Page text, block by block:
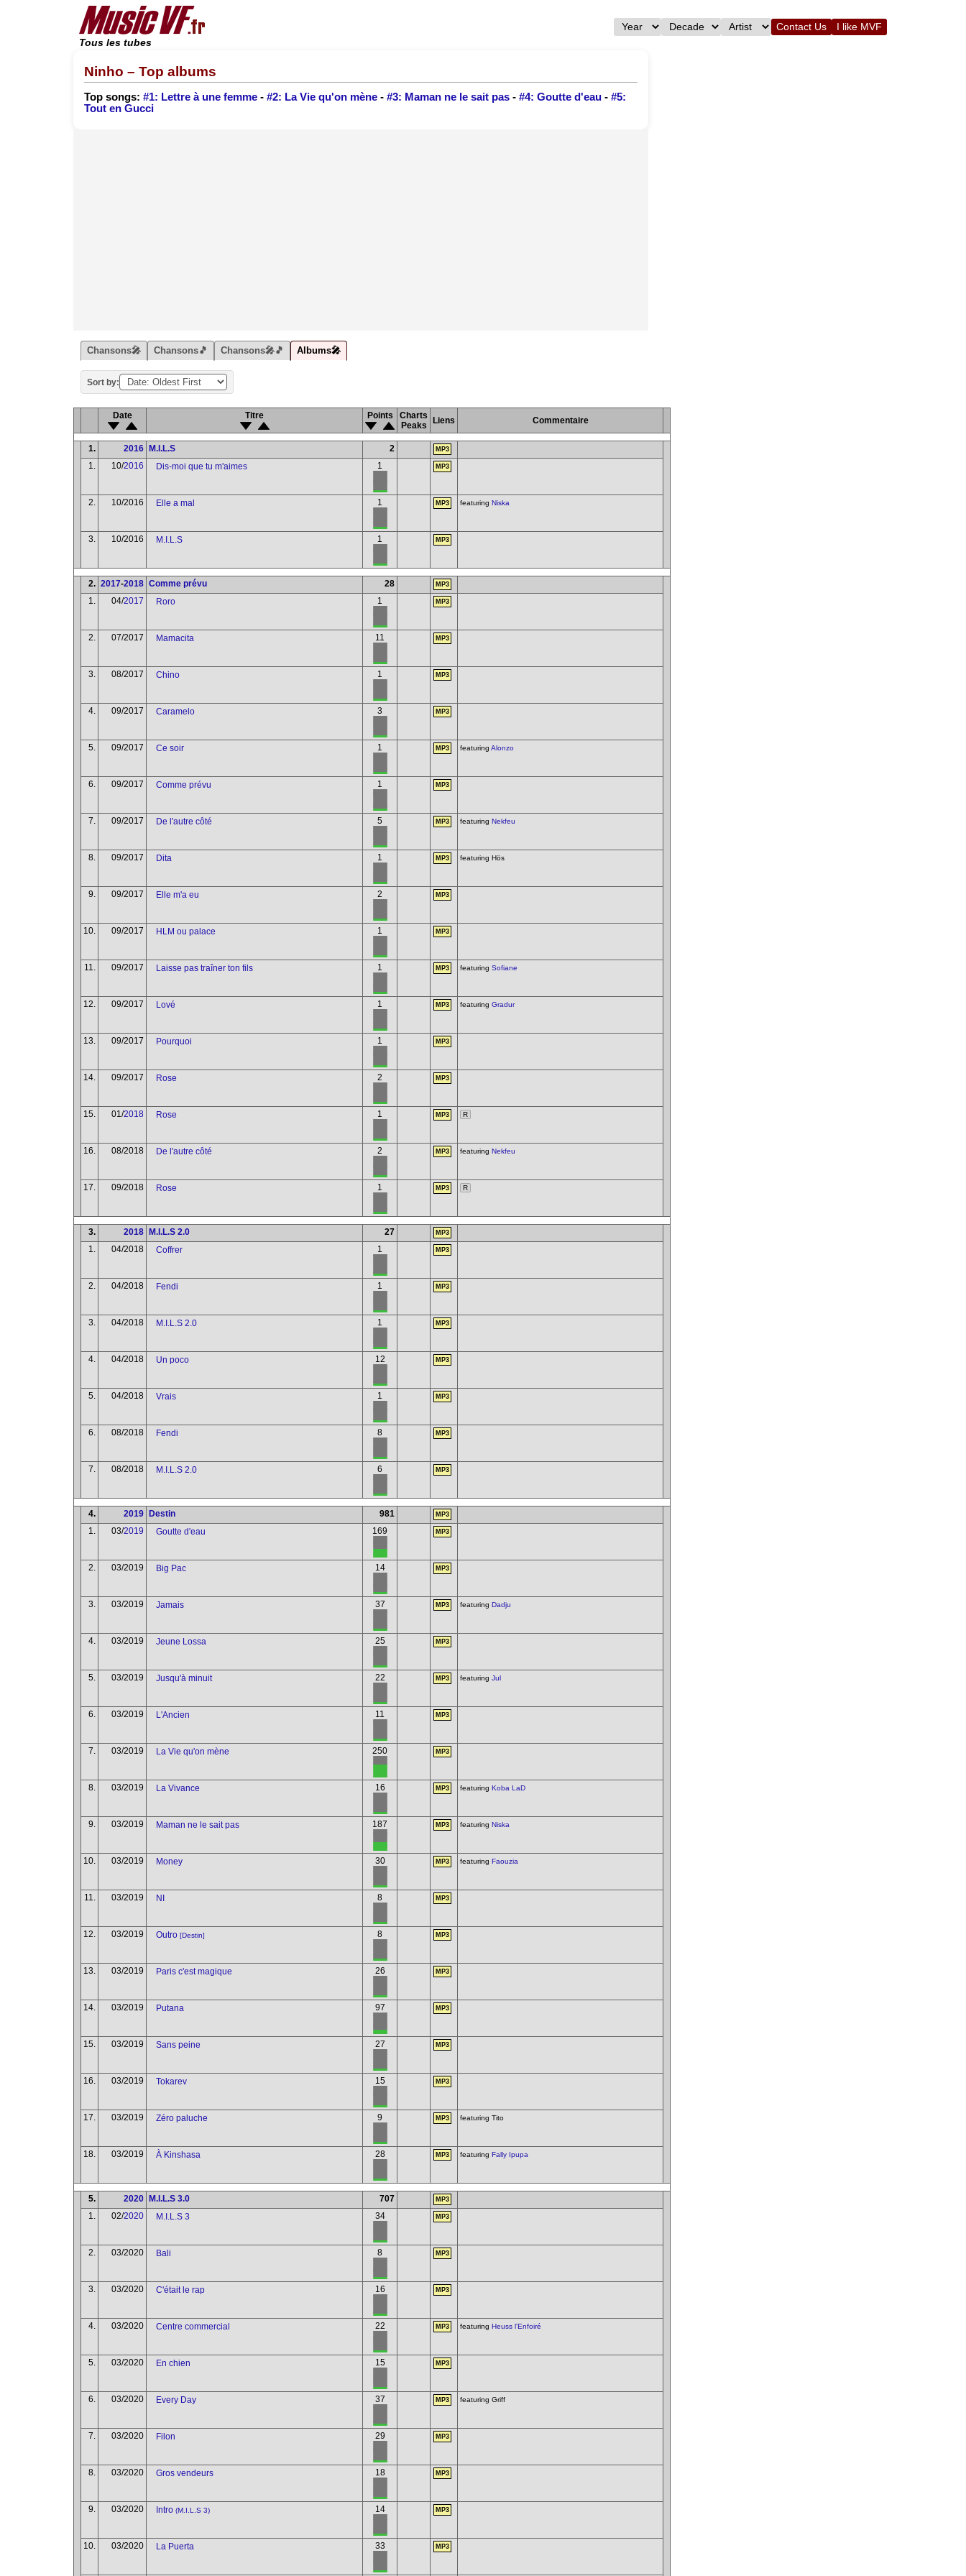
Tous les tubes
Contact Us I like MVF
Ninho – Top albums
Top songs: #1: Lettre à une femme - #2: La Vie qu'on mène - #3: Maman ne le sait pas - #4: Goutte d'eau - #5:
Tout en Gucci
Chansons🎤 Chansons🎵 Chansons🎤🎵 Albums🎤
Sort by:
Date Titre Points
Charts
Peaks
Liens Commentaire
1. 2016 M.I.L.S 2 MP3
1. 10/2016 Dis-moi que tu m'aimes 1 MP3
2. 10/2016 Elle a mal 1 MP3 featuring Niska
3. 10/2016 M.I.L.S 1 MP3
2. 2017-2018 Comme prévu 28 MP3
1. 04/2017 Roro 1 MP3
2. 07/2017 Mamacita 11 MP3
3. 08/2017 Chino 1 MP3
4. 09/2017 Caramelo 3 MP3
5. 09/2017 Ce soir 1 MP3 featuring Alonzo
6. 09/2017 Comme prévu 1 MP3
7. 09/2017 De l'autre côté 5 MP3 featuring Nekfeu
8. 09/2017 Dita 1 MP3 featuring Hös
9. 09/2017 Elle m'a eu 2 MP3
10. 09/2017 HLM ou palace 1 MP3
11. 09/2017 Laisse pas traîner ton fils 1 MP3 featuring Sofiane
12. 09/2017 Lové 1 MP3 featuring Gradur
13. 09/2017 Pourquoi 1 MP3
14. 09/2017 Rose 2 MP3
15. 01/2018 Rose 1 MP3 R
16. 08/2018 De l'autre côté 2 MP3 featuring Nekfeu
17. 09/2018 Rose 1 MP3 R
3. 2018 M.I.L.S 2.0 27 MP3
1. 04/2018 Coffrer 1 MP3
2. 04/2018 Fendi 1 MP3
3. 04/2018 M.I.L.S 2.0 1 MP3
4. 04/2018 Un poco 12 MP3
5. 04/2018 Vrais 1 MP3
6. 08/2018 Fendi 8 MP3
7. 08/2018 M.I.L.S 2.0 6 MP3
4. 2019 Destin 981 MP3
1. 03/2019 Goutte d'eau 169 MP3
2. 03/2019 Big Pac 14 MP3
3. 03/2019 Jamais 37 MP3 featuring Dadju
4. 03/2019 Jeune Lossa 25 MP3
5. 03/2019 Jusqu'à minuit 22 MP3 featuring Jul
6. 03/2019 L'Ancien 11 MP3
7. 03/2019 La Vie qu'on mène 250 MP3
8. 03/2019 La Vivance 16 MP3 featuring Koba LaD
9. 03/2019 Maman ne le sait pas 187 MP3 featuring Niska
10. 03/2019 Money 30 MP3 featuring Faouzia
11. 03/2019 NI 8 MP3
12. 03/2019 Outro [Destin] 8 MP3
13. 03/2019 Paris c'est magique 26 MP3
14. 03/2019 Putana 97 MP3
15. 03/2019 Sans peine 27 MP3
16. 03/2019 Tokarev 15 MP3
17. 03/2019 Zéro paluche 9 MP3 featuring Tito
18. 03/2019 À Kinshasa 28 MP3 featuring Fally Ipupa
5. 2020 M.I.L.S 3.0 707 MP3
1. 02/2020 M.I.L.S 3 34 MP3
2. 03/2020 Bali 8 MP3
3. 03/2020 C'était le rap 16 MP3
4. 03/2020 Centre commercial 22 MP3 featuring Heuss l'Enfoiré
5. 03/2020 En chien 15 MP3
6. 03/2020 Every Day 37 MP3 featuring Griff
7. 03/2020 Filon 29 MP3
8. 03/2020 Gros vendeurs 18 MP3
9. 03/2020 Intro (M.I.L.S 3) 14 MP3
10. 03/2020 La Puerta 33 MP3